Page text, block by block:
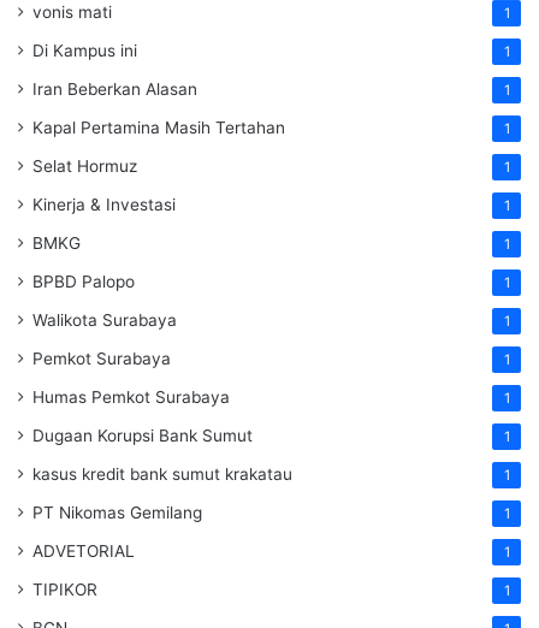
vonis mati 1
Di Kampus ini 1
Iran Beberkan Alasan 1
Kapal Pertamina Masih Tertahan 1
Selat Hormuz 1
Kinerja & Investasi 1
BMKG 1
BPBD Palopo 1
Walikota Surabaya 1
Pemkot Surabaya 1
Humas Pemkot Surabaya 1
Dugaan Korupsi Bank Sumut 1
kasus kredit bank sumut krakatau 1
PT Nikomas Gemilang 1
ADVETORIAL 1
TIPIKOR 1